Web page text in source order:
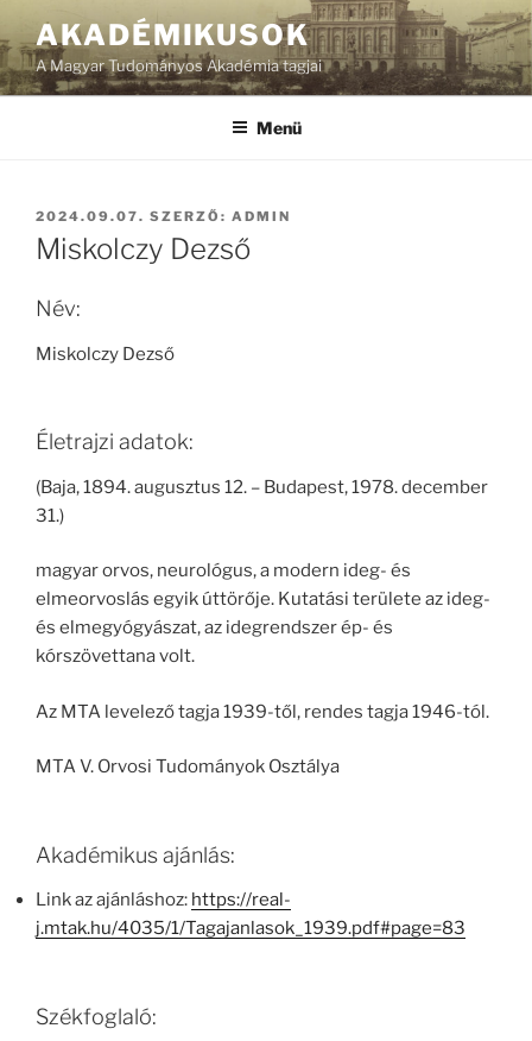
AKADÉMIKUSOK
A Magyar Tudományos Akadémia tagjai
Menü
BEKÜLDVE:
2024.09.07. SZERZŐ: ADMIN
Miskolczy Dezső
Név:
Miskolczy Dezső
Életrajzi adatok:
(Baja, 1894. augusztus 12. – Budapest, 1978. december
31.)
magyar orvos, neurológus, a modern ideg- és
elmeorvoslás egyik úttörője. Kutatási területe az ideg-
és elmegyógyászat, az idegrendszer ép- és
kórszövettana volt.
Az MTA levelező tagja 1939-től, rendes tagja 1946-tól.
MTA V. Orvosi Tudományok Osztálya
Akadémikus ajánlás:
Link az ajánláshoz: https://real-
j.mtak.hu/4035/1/Tagajanlasok_1939.pdf#page=83
Székfoglaló: